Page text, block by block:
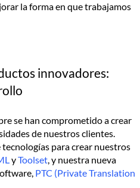
la forma en que trabajamos
innovadores:
se han comprometido a crear
de nuestros clientes.
para crear nuestros
yToolset, y nuestra nueva
PTC (Private Translation